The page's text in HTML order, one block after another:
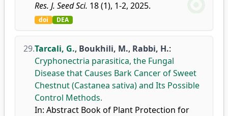
Res. J. Seed Sci. 18 (1), 1-2, 2025.
doi DEA
29.Tarcali, G., Boukhili, M., Rabbi, H.:
Cryphonectria parasitica, the Fungal
Disease that Causes Bark Cancer of Sweet
Chestnut (Castanea sativa) and Its Possible
Control Methods.
In: Abstract Book of Plant Protection for